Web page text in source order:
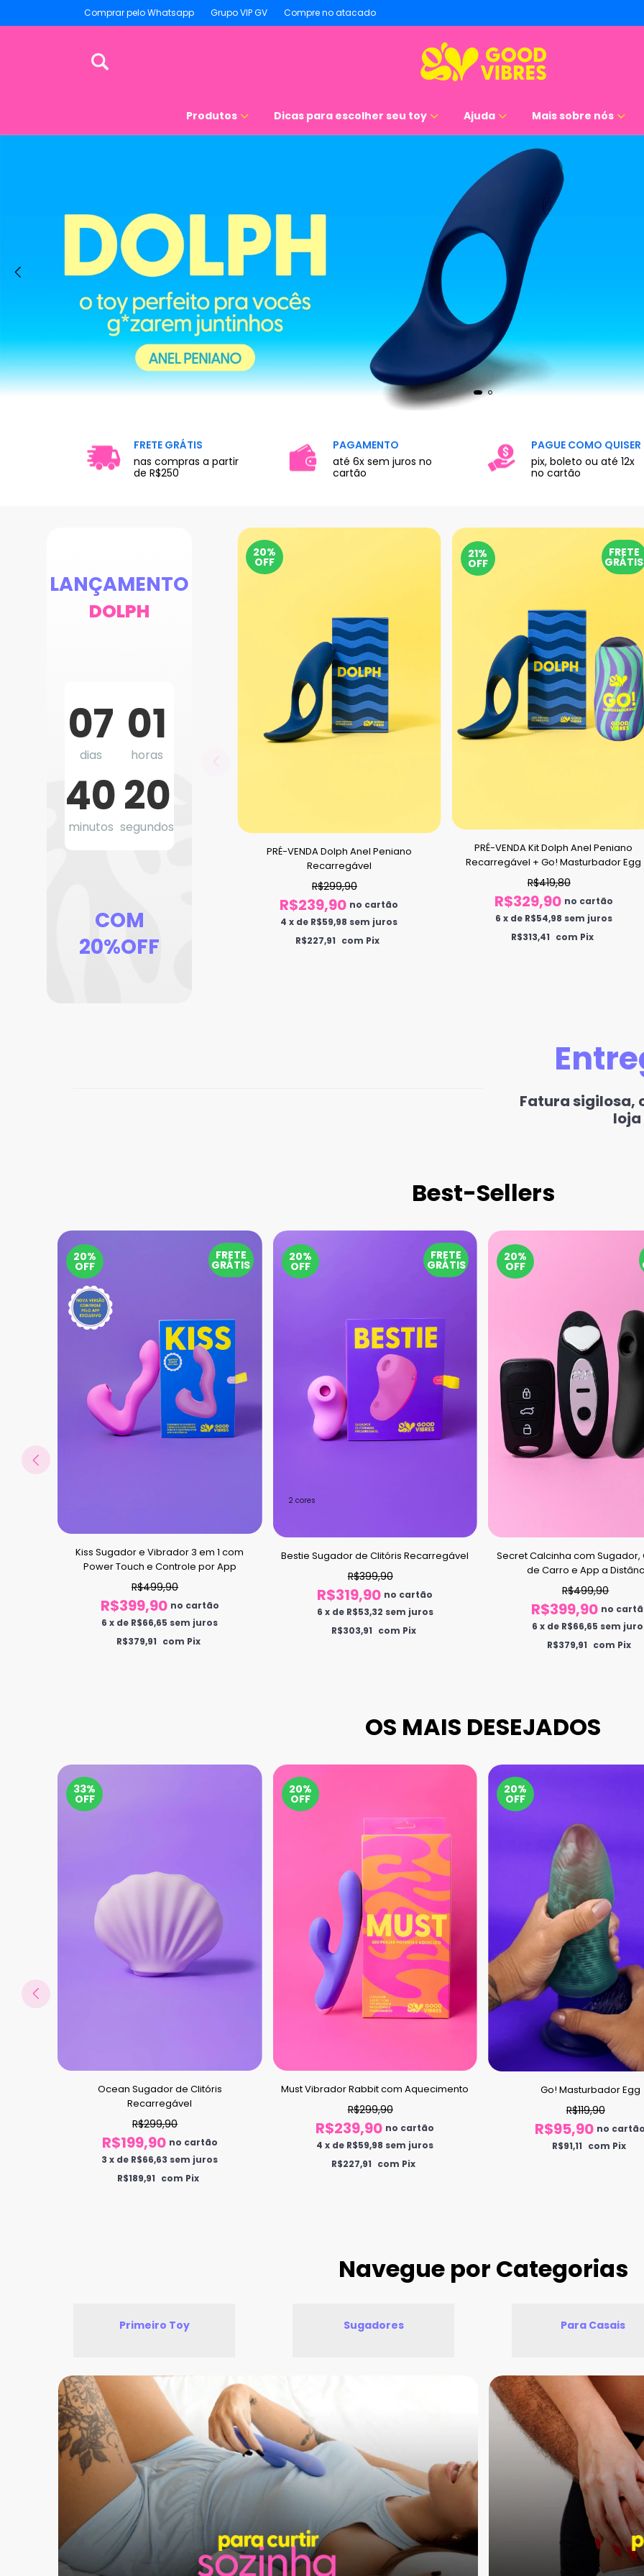
Comprar pelo Whatsapp Grupo VIP GV Compre no atacado
Produtos Dicas para escolher seu toy Ajuda Mais sobre nós
FRETE GRÁTIS
nas compras a partir
de R$250
PAGAMENTO
até 6x sem juros no
cartão
PAGUE COMO QUISER
pix, boleto ou até 12x
no cartão
LANÇAMENTO
DOLPH
07
dias
01
horas
40
minutos
18
segundos
COM
20%OFF
20%
OFF
PRÉ-VENDA Dolph Anel Peniano
Recarregável
R$299,90
R$239,90 no cartão
4 x de R$59,98 sem juros
R$227,91 com Pix
21%
OFF
FRETE
GRÁTIS
PRÉ-VENDA Kit Dolph Anel Peniano
Recarregável + Go! Masturbador Egg
R$419,80
R$329,90 no cartão
6 x de R$54,98 sem juros
R$313,41 com Pix
Fatura sigilosa,
loja
Best-Sellers
20%
OFF
FRETE
GRÁTIS
Kiss Sugador e Vibrador 3 em 1 com
Power Touch e Controle por App
R$499,90
R$399,90 no cartão
6 x de R$66,65 sem juros
R$379,91 com Pix
20%
OFF
FRETE
GRÁTIS
2 cores
Bestie Sugador de Clitóris Recarregável
R$399,90
R$319,90 no cartão
6 x de R$53,32 sem juros
R$303,91 com Pix
20%
OFF
Secret Calcinha com Sugador,
de Carro e App a
R$499,90
R$399,90 no
6 x de R$66,65 sem
R$379,91 com Pix
OS MAIS DESEJADOS
33%
OFF
Ocean Sugador de Clitóris
Recarregável
R$299,90
R$199,90 no cartão
3 x de R$66,63 sem juros
R$189,91 com Pix
20%
OFF
Must Vibrador Rabbit com Aquecimento
R$299,90
R$239,90 no cartão
4 x de R$59,98 sem juros
R$227,91 com Pix
20%
OFF
Go! Masturbador Egg
R$119,90
R$95,90 no
R$91,11 com Pix
Navegue por Categorias
Primeiro Toy Sugadores Para Casais